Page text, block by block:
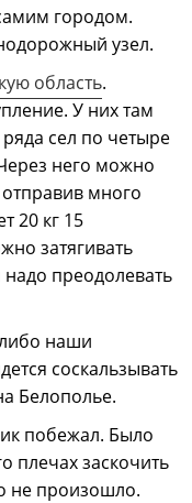
городом.
узел.
область.
У них там
сел по четыре
него можно
много
20 кг 15
затягивать
преодолевать
наши
соскальзывать
Белополье.
побежал. Было
плечах заскочить
не произошло.